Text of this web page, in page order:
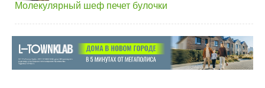
Молекулярный шеф печет булочки